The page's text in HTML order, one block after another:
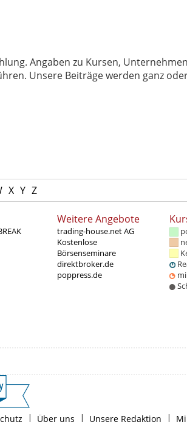
Angaben zu Kursen,
Unsere Beiträge werden ganz
X Y Z
Weitere Angebote
trading-house.net AG
Kostenlose
Börsenseminare
direktbroker.de
poppress.de
| Über uns | Unsere Redaktion |